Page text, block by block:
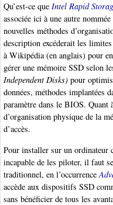
Qu’est-ce que Intel Rapid
associée ici à une autre nommée
nouvelles méthodes
description excéderait les
à Wikipédia (en anglais) pour
gérer une mémoire SSD selon
Independent Disks) pour
données, méthodes implantées
paramètre dans le BIOS. Quant
d’organisation physique de la
d’accès.
Pour installer sur un ordinateur
incapable de les piloter, il faut
traditionnel, en l’occurrence
accède aux dispositifs SSD
sans bénéficier de tous les